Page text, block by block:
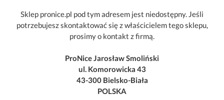
Sklep pronice.pl pod tym adresem jest niedostępny. Jeśli
potrzebujesz skontaktować się z właścicielem tego sklepu,
prosimy o kontakt z firmą.
ProNice Jarosław Smoliński
ul. Komorowicka 43
43-300 Bielsko-Biała
POLSKA